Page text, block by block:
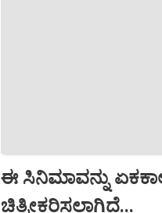
ಈ ಸಿನಿಮಾವನ್ನು
ಚಿತ್ರೀಕರಿಸಲಾಗಿದೆ...